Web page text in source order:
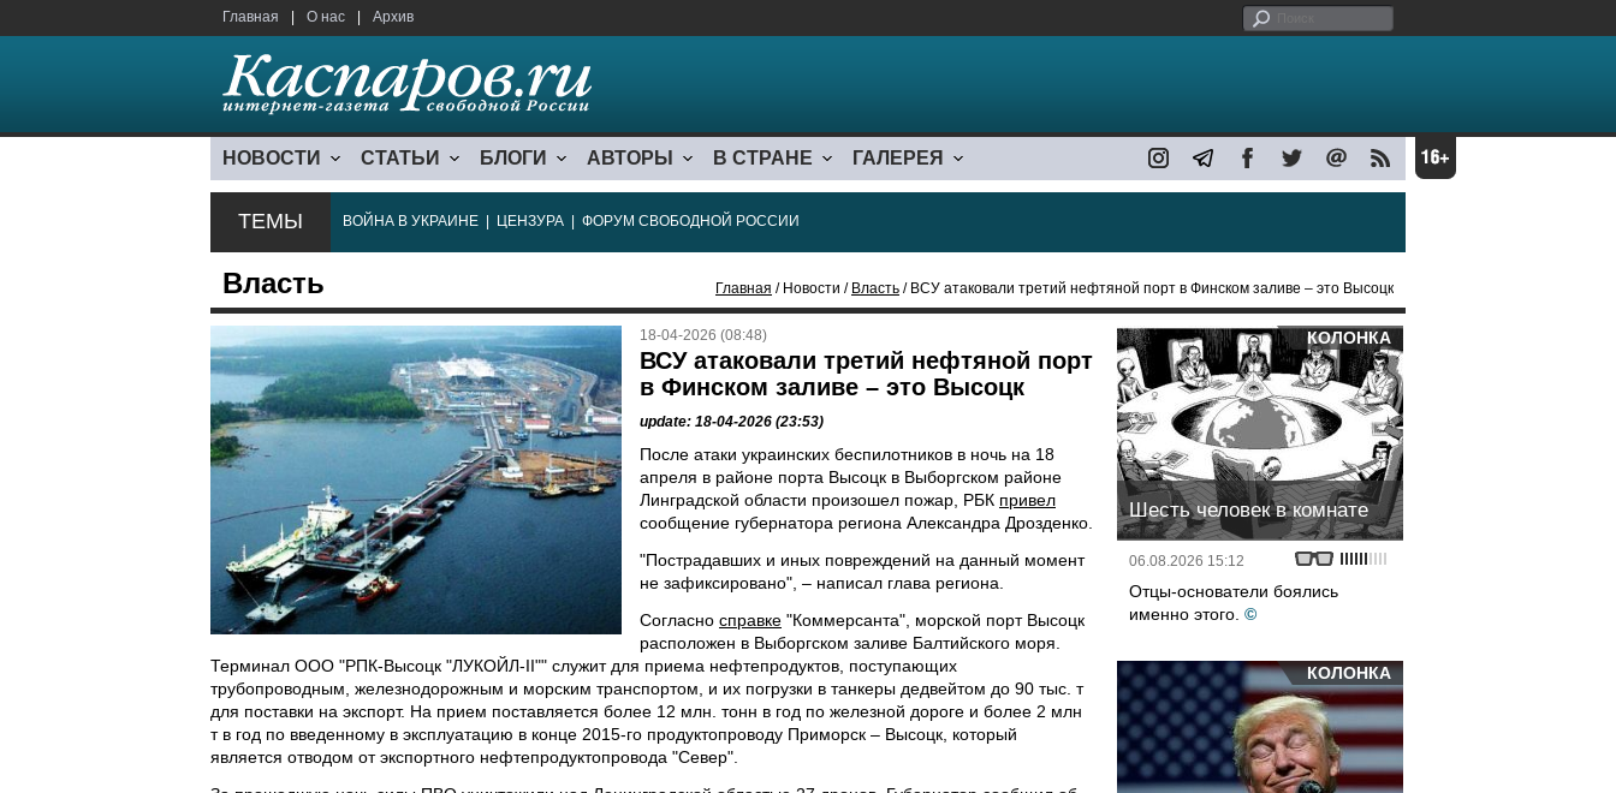
Главная О нас Архив
НОВОСТИ СТАТЬИ БЛОГИ АВТОРЫ В СТРАНЕ ГАЛЕРЕЯ
ТЕМЫ ВОЙНА В УКРАИНЕ ЦЕНЗУРА ФОРУМ СВОБОДНОЙ РОССИИ
Власть Главная / Новости / Власть / ВСУ атаковали третий нефтяной порт в Финском заливе – это Высоцк
18-04-2026 (08:48)
ВСУ атаковали третий нефтяной порт
в Финском заливе – это Высоцк
update: 18-04-2026 (23:53)
После атаки украинских беспилотников в ночь на 18
апреля в районе порта Высоцк в Выборгском районе
Линградской области произошел пожар, РБК привел
сообщение губернатора региона Александра Дрозденко.
"Пострадавших и иных повреждений на данный момент
не зафиксировано", – написал глава региона.
Согласно справке "Коммерсанта", морской порт Высоцк
расположен в Выборгском заливе Балтийского моря.
Терминал ООО "РПК-Высоцк "ЛУКОЙЛ-II"" служит для приема нефтепродуктов, поступающих
трубопроводным, железнодорожным и морским транспортом, и их погрузки в танкеры дедвейтом до 90 тыс. т
для поставки на экспорт. На прием поставляется более 12 млн. тонн в год по железной дороге и более 2 млн
т в год по введенному в эксплуатацию в конце 2015-го продуктопроводу Приморск – Высоцк, который
является отводом от экспортного нефтепродуктопровода "Север".
КОЛОНКА
Шесть человек в комнате
06.08.2026 15:12
Отцы-основатели боялись
именно этого. ©
КОЛОНКА